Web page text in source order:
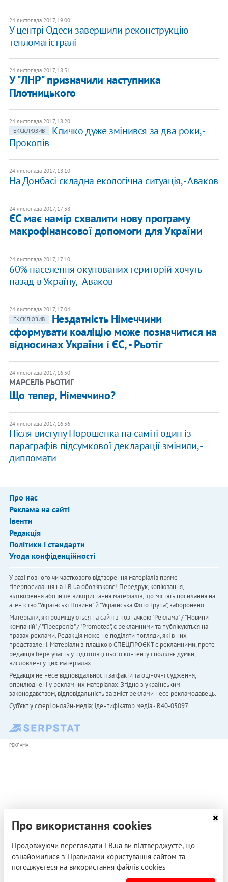
24 листопада 2017, 19:00
У центрі Одеси завершили реконструкцію
тепломагістралі
24 листопада 2017, 18:51
У "ЛНР" призначили наступника
Плотницького
24 листопада 2017, 18:20
ЕКСКЛЮЗИВ
Кличко дуже змінився за два роки, -
Прокопів
24 листопада 2017, 18:10
На Донбасі складна екологічна ситуація, - Аваков
24 листопада 2017, 17:38
ЄС має намір схвалити нову програму
макрофінансової допомоги для України
24 листопада 2017, 17:10
60% населення окупованих територій хочуть
назад в Україну, - Аваков
24 листопада 2017, 17:04
ЕКСКЛЮЗИВ
Нездатність Німеччини
сформувати коаліцію може позначитися на
відносинах України і ЄС, - Рьотіг
24 листопада 2017, 16:50
МАРСЕЛЬ РЬОТИГ
Що тепер, Німеччино?
24 листопада 2017, 16:36
Після виступу Порошенка на саміті один із
параграфів підсумкової декларації змінили, -
дипломати
Про нас
Реклама на сайті
Івенти
Редакція
Політики і стандарти
Угода конфіденційності
У разі повного чи часткового відтворення матеріалів пряме
гіперпосилання на LB.ua обов'язкове! Передрук, копіювання,
відтворення або інше використання матеріалів, що містять посилання на
агентство "Українськi Новини" й "Українська Фото Група", заборонено.
Матеріали, які розміщуються на сайті з позначкою "Реклама" / "Новини
компаній" / "Пресреліз" / "Promoted", є рекламними та публікуються на
правах реклами. Редакція може не поділяти погляди, які в них
представлені. Матеріали з плашкою СПЕЦПРОЄКТ є рекламними, проте
редакція бере участь у підготовці цього контенту і поділяє думки,
висловлені у цих матеріалах.
Редакція не несе відповідальності за факти та оціночні судження,
оприлюднені у рекламних матеріалах. Згідно з українським
законодавством, відповідальність за зміст реклами несе рекламодавець.
Cуб'єкт у сфері онлайн-медіа; ідентифікатор медіа - R40-05097
РЕКЛАМА
Про використання cookies
Продовжуючи переглядати LB.ua ви підтверджуєте, що
ознайомилися з Правилами користування сайтом та
погоджуєтеся на використання файлів cookies